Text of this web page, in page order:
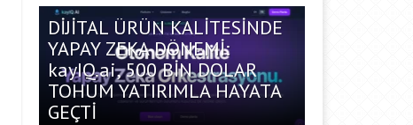
DİJİTAL ÜRÜN KALİTESİNDE
YAPAY ZEKA DÖNEMİ:
kayIQ.ai, 500 BİN DOLAR
TOHUM YATIRIMLA HAYATA
GEÇTİ